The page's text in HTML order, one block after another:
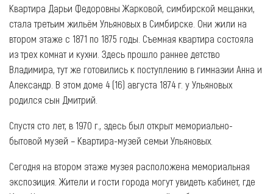
Квартира Дарьи Федоровны Жарковой, симбирской мещанки,
стала третьим жильём Ульяновых в Симбирске. Они жили на
втором этаже с 1871 по 1875 годы. Съемная квартира состояла
из трех комнат и кухни. Здесь прошло раннее детство
Владимира, тут же готовились к поступлению в гимназии Анна и
Александр. В этом доме 4 (16) августа 1874 г. у Ульяновых
родился сын Дмитрий.
Спустя сто лет, в 1970 г., здесь был открыт мемориально-
бытовой музей – Квартира-музей семьи Ульяновых.
Сегодня на втором этаже музея расположена мемориальная
экспозиция. Жители и гости города могут увидеть кабинет, где